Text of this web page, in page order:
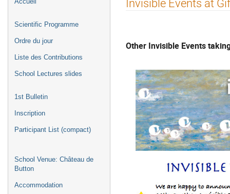
l'événement
Scientific Programme
Ordre du jour
Liste des Contributions
School Lectures slides
1st Bulletin
Inscription
Participant List (compact)
School Venue: Château de
Button
Accommodation
Invisible Events at
Other Invisible Events